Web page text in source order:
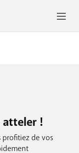
atteler !
profitiez de vos